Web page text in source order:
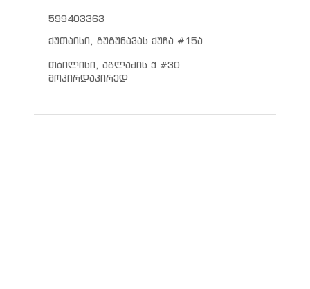
599403363
ქუთაისი, გუგუნავას ქუჩა #15ა
თბილისი, აგლაძის ქ #30
მოპირდაპირედ